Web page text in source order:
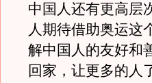
中国人还有更高层
人期待借助奥运这
解中国人的友好和
回家，让更多的人